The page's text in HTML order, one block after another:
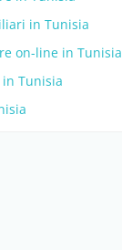
in Tunisia
on-line in Tunisia
Tunisia